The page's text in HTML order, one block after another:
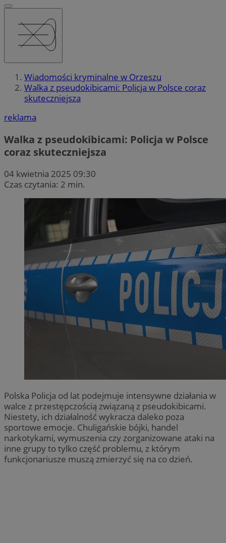
Wiadomości kryminalne w Orzeszu
Walka z pseudokibicami: Policja w Polsce coraz
skuteczniejsza
reklama
Walka z pseudokibicami: Policja w Polsce
coraz skuteczniejsza
04 kwietnia 2025 09:30
Czas czytania: 2 min.
Polska Policja od lat podejmuje intensywne działania w
walce z przestępczością związaną z pseudokibicami.
Niestety, ich działalność wykracza daleko poza
sportowe emocje. Chuligańskie bójki, handel
narkotykami, wymuszenia czy zorganizowane ataki na
inne grupy to tylko część problemu, z którym
funkcjonariusze muszą zmierzyć się na co dzień.